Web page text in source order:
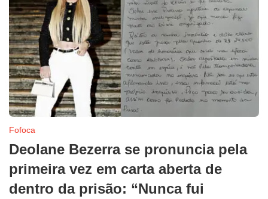
Fofoca
Deolane Bezerra se pronuncia pela
primeira vez em carta aberta de
dentro da prisão: “Nunca fui